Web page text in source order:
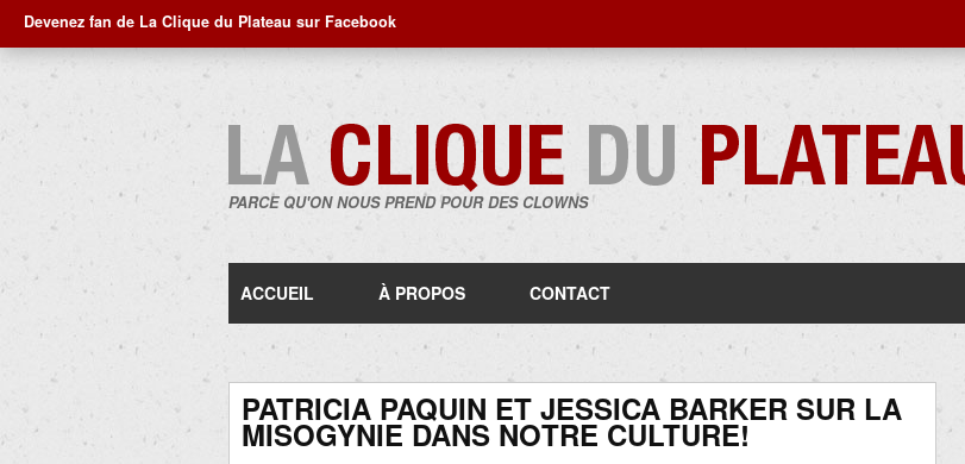
Devenez fan de La Clique du Plateau sur Facebook
PARCE QU'ON NOUS PREND POUR DES CLOWNS
au
ACCUEIL À PROPOS CONTACT
PATRICIA PAQUIN ET JESSICA BARKER SUR LA
MISOGYNIE DANS NOTRE CULTURE!